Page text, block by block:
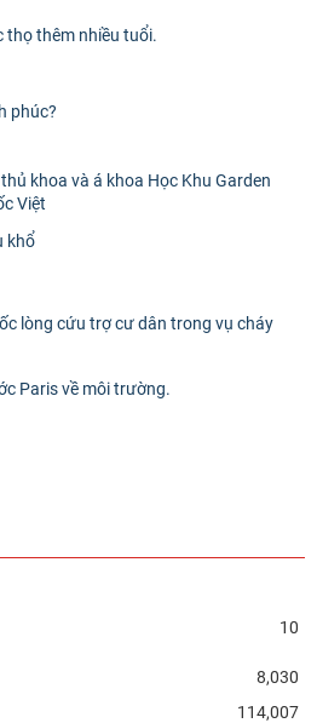
thọ thêm nhiều tuổi.
phúc?
khoa và á khoa Học Khu Garden
Việt
khổ
lòng cứu trợ cư dân trong vụ cháy
Paris về môi trường.
10
8,030
114,007